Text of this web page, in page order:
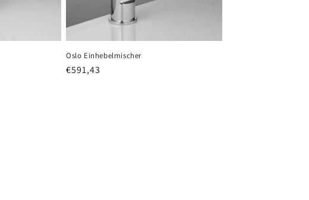
Oslo Einhebelmischer
Normaler
€591,43